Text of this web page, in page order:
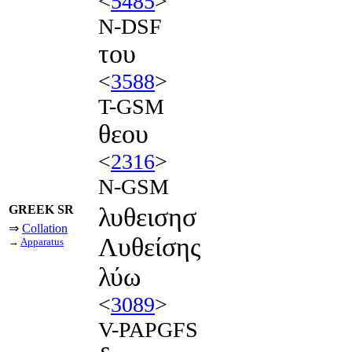
N-DSF
του
<3588>
T-GSM
θεου
<2316>
N-GSM
GREEK SR
⇒ Collation
→ Apparatus
λυθεισησ
Λυθείσης
λύω
<3089>
V-PAPGFS